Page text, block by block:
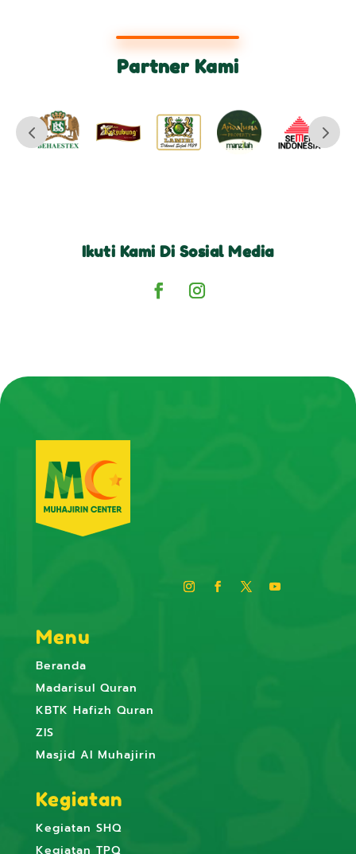
Partner Kami
Ikuti Kami Di Sosial Media
Menu
Beranda
Madarisul Quran
KBTK Hafizh Quran
ZIS
Masjid Al Muhajirin
Kegiatan
Kegiatan SHQ
Kegiatan TPQ